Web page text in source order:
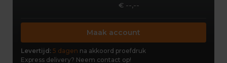
€ --,--
Maak account
Levertijd: 5 dagen na akkoord proefdruk
Express delivery? Neem contact op!